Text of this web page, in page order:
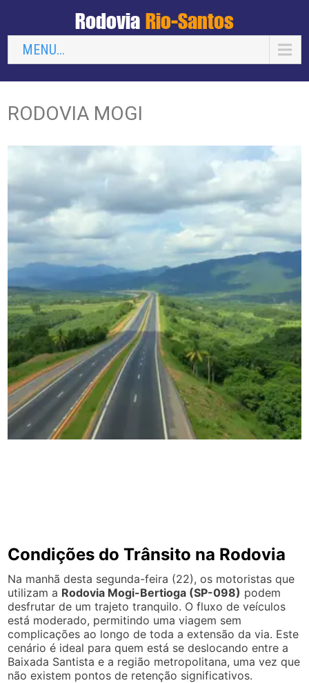
Rodovia Rio-Santos
MENU...
RODOVIA MOGI
Condições do Trânsito na Rodovia
Na manhã desta segunda-feira (22), os motoristas que
utilizam a Rodovia Mogi-Bertioga (SP-098) podem
desfrutar de um trajeto tranquilo. O fluxo de veículos
está moderado, permitindo uma viagem sem
complicações ao longo de toda a extensão da via. Este
cenário é ideal para quem está se deslocando entre a
Baixada Santista e a região metropolitana, uma vez que
não existem pontos de retenção significativos.